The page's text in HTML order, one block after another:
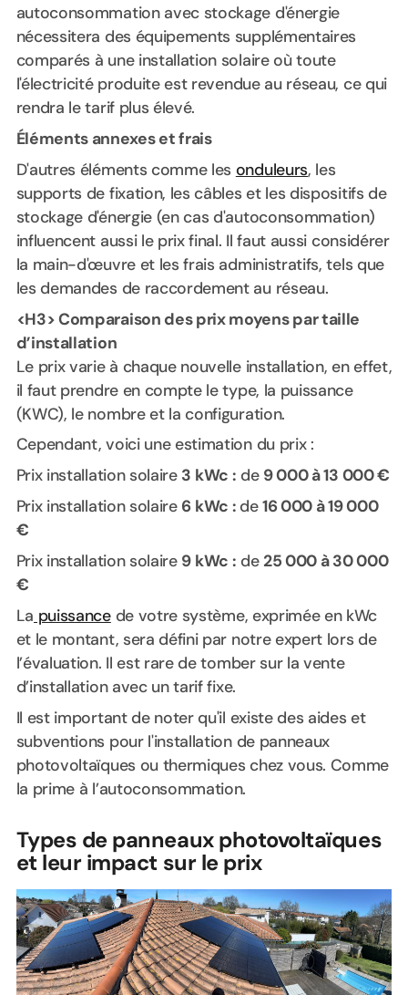
autoconsommation avec stockage d'énergie
nécessitera des équipements supplémentaires
comparés à une installation solaire où toute
l'électricité produite est revendue au réseau, ce qui
rendra le tarif plus élevé.
Éléments annexes et frais
D'autres éléments comme les onduleurs, les
supports de fixation, les câbles et les dispositifs de
stockage d'énergie (en cas d'autoconsommation)
influencent aussi le prix final. Il faut aussi considérer
la main-d'œuvre et les frais administratifs, tels que
les demandes de raccordement au réseau.
<H3> Comparaison des prix moyens par taille
d’installation
Le prix varie à chaque nouvelle installation, en effet,
il faut prendre en compte le type, la puissance
(KWC), le nombre et la configuration.
Cependant, voici une estimation du prix :
Prix installation solaire 3 kWc : de 9 000 à 13 000 €
Prix installation solaire 6 kWc : de16 000 à 19 000
€
Prix installation solaire 9 kWc : de 25 000 à 30 000
€
La puissancede votre système, exprimée en kWc
et le montant, sera défini par notre expert lors de
l’évaluation. Il est rare de tomber sur la vente
d’installation avec un tarif fixe.
Il est important de noter qu'il existe des aides et
subventions pour l'installation de panneaux
photovoltaïques ou thermiques chez vous. Comme
la prime à l’autoconsommation.
Types de panneaux photovoltaïques
et leur impact sur le prix